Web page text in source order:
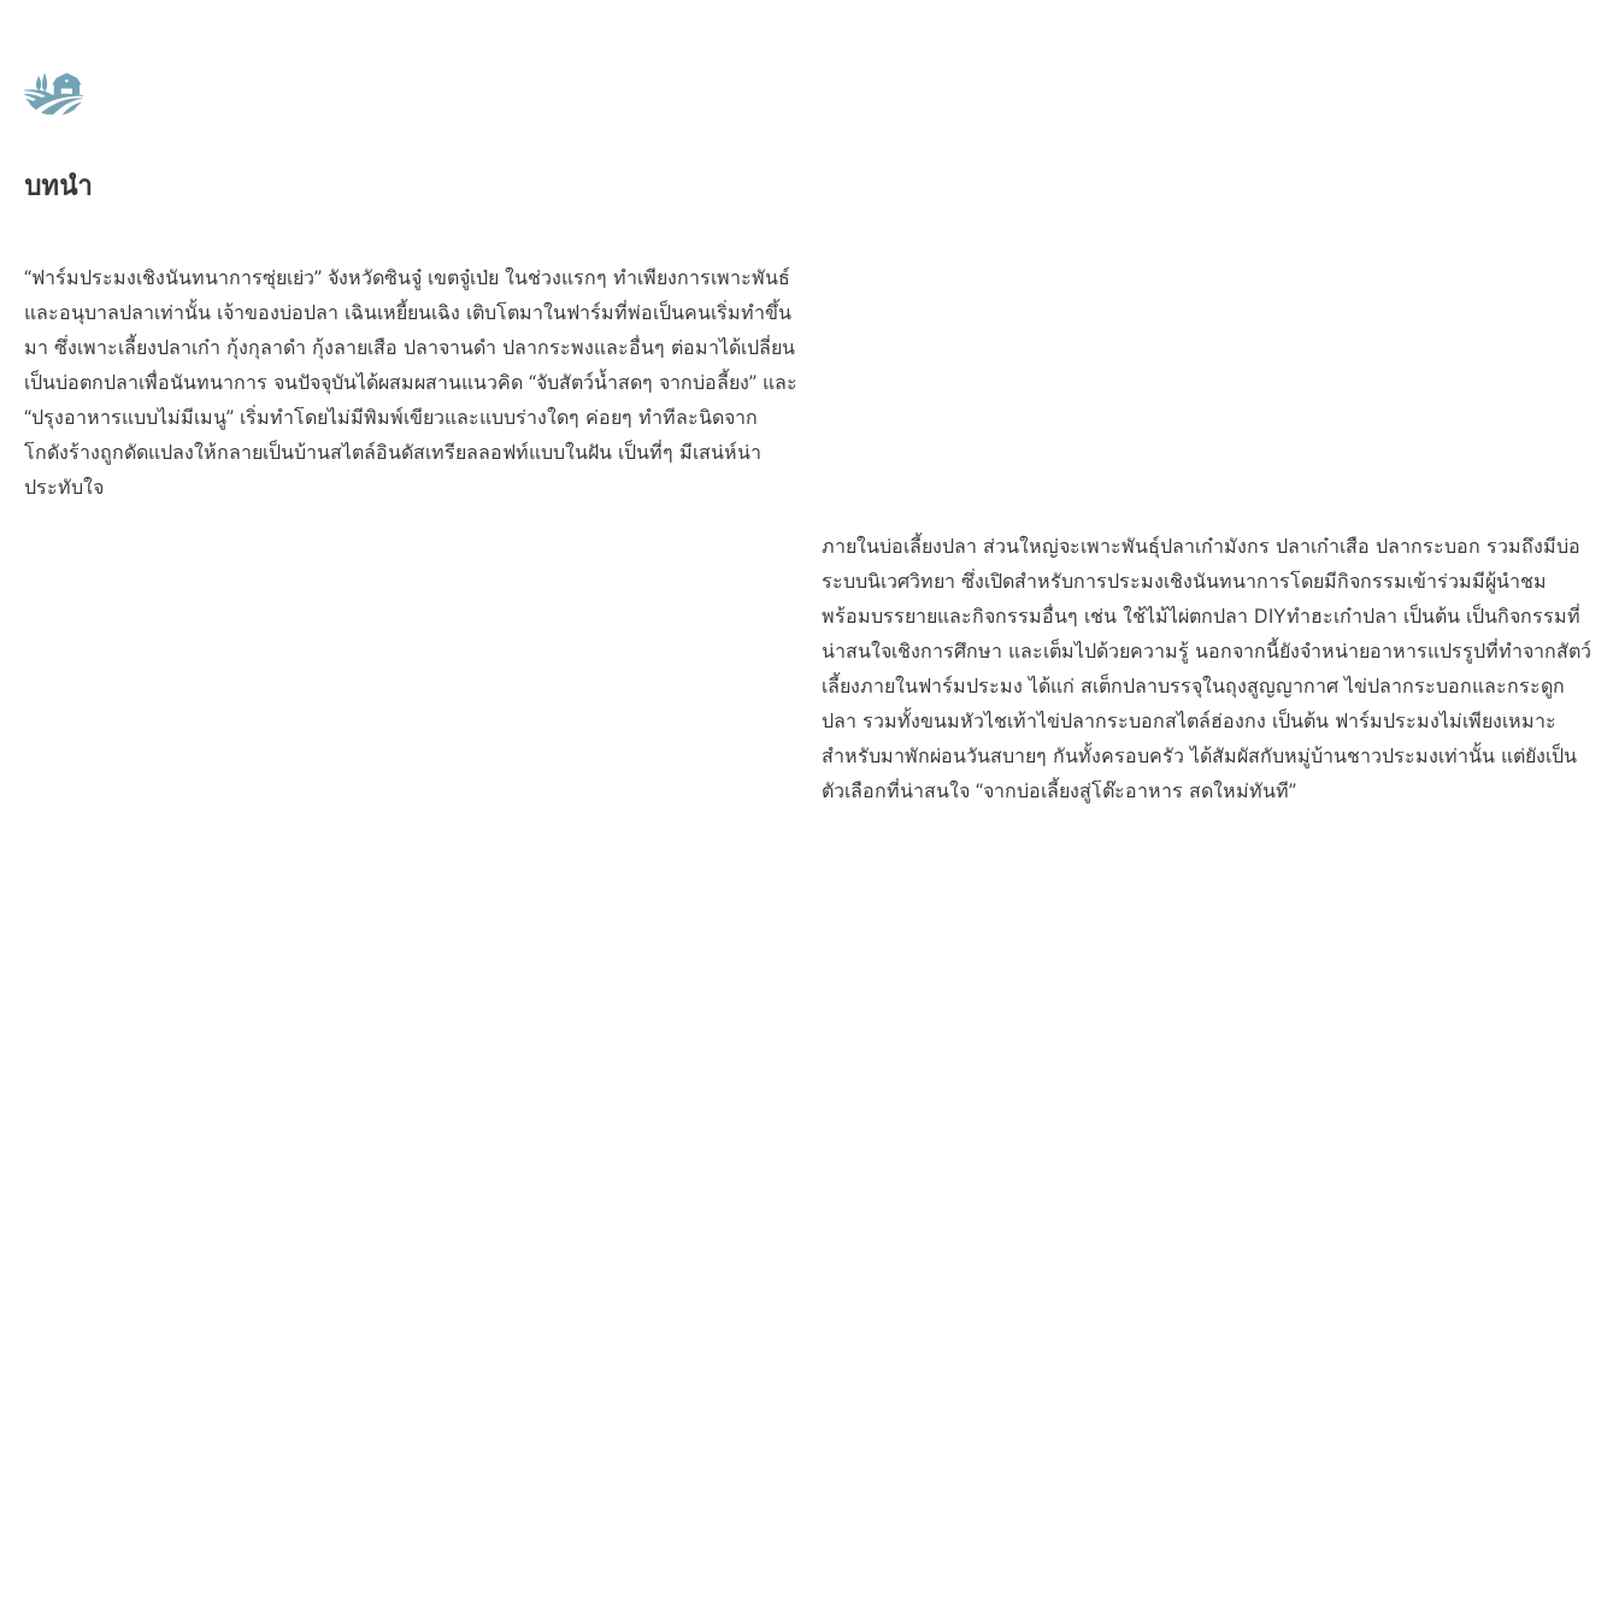
บทนำ
“ฟาร์มประมงเชิงนันทนาการซุ่ยเย่ว” จังหวัดซินจู๋ เขตจู๋เป่ย ในช่วงแรกๆ ทำเพียงการเพาะพันธ์
และอนุบาลปลาเท่านั้น เจ้าของบ่อปลา เฉินเหยี้ยนเฉิง เติบโตมาในฟาร์มที่พ่อเป็นคนเริ่มทำขึ้น
มา ซึ่งเพาะเลี้ยงปลาเก๋า กุ้งกุลาดำ กุ้งลายเสือ ปลาจานดำ ปลากระพงและอื่นๆ ต่อมาได้เปลี่ยน
เป็นบ่อตกปลาเพื่อนันทนาการ จนปัจจุบันได้ผสมผสานแนวคิด “จับสัตว์น้ำสดๆ จากบ่อลี้ยง” และ
“ปรุงอาหารแบบไม่มีเมนู” เริ่มทำโดยไม่มีพิมพ์เขียวและแบบร่างใดๆ ค่อยๆ ทำทีละนิดจาก
โกดังร้างถูกดัดแปลงให้กลายเป็นบ้านสไตล์อินดัสเทรียลลอฟท์แบบในฝัน เป็นที่ๆ มีเสน่ห์น่า
ประทับใจ
ภายในบ่อเลี้ยงปลา ส่วนใหญ่จะเพาะพันธุ์ปลาเก๋ามังกร ปลาเก๋าเสือ ปลากระบอก รวมถึงมีบ่อ
ระบบนิเวศวิทยา ซึ่งเปิดสำหรับการประมงเชิงนันทนาการโดยมีกิจกรรมเข้าร่วมมีผู้นำชม
พร้อมบรรยายและกิจกรรมอื่นๆ เช่น ใช้ไม้ไผ่ตกปลา DIYทำฮะเก๋าปลา เป็นต้น เป็นกิจกรรมที่
น่าสนใจเชิงการศึกษา และเต็มไปด้วยความรู้ นอกจากนี้ยังจำหน่ายอาหารแปรรูปที่ทำจากสัตว์
เลี้ยงภายในฟาร์มประมง ได้แก่ สเต็กปลาบรรจุในถุงสูญญากาศ ไข่ปลากระบอกและกระดูก
ปลา รวมทั้งขนมหัวไชเท้าไข่ปลากระบอกสไตล์ฮ่องกง เป็นต้น ฟาร์มประมงไม่เพียงเหมาะ
สำหรับมาพักผ่อนวันสบายๆ กันทั้งครอบครัว ได้สัมผัสกับหมู่บ้านชาวประมงเท่านั้น แต่ยังเป็น
ตัวเลือกที่น่าสนใจ “จากบ่อเลี้ยงสู่โต๊ะอาหาร สดใหม่ทันที”